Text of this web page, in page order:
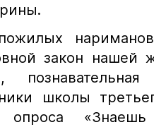
закон нашей
школы
опроса